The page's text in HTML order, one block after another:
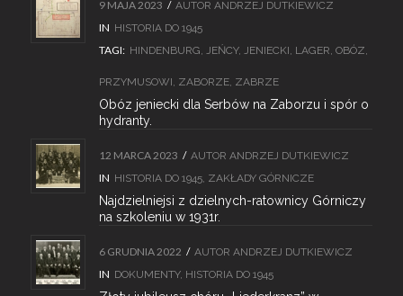
9 MAJA 2023 / AUTOR ANDRZEJ DUTKIEWICZ
IN HISTORIA DO 1945
TAGI: HINDENBURG, JEŃCY, JENIECKI, LAGER, OBÓZ,
PRZYMUSOWI, ZABORZE, ZABRZE
Obóz jeniecki dla Serbów na Zaborzu i spór o
hydranty.
12 MARCA 2023 / AUTOR ANDRZEJ DUTKIEWICZ
IN HISTORIA DO 1945, ZAKŁADY GÓRNICZE
Najdzielniejsi z dzielnych-ratownicy Górniczy
na szkoleniu w 1931r.
6 GRUDNIA 2022 / AUTOR ANDRZEJ DUTKIEWICZ
IN DOKUMENTY, HISTORIA DO 1945